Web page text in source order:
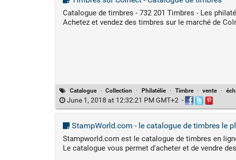
Catalogue de timbres - 732 201 Timbres - Les
Achetez et vendez des timbres sur le marché de
Catalogue · Collection · Philatélie · Timbre · vente ·
June 1, 2018 at 12:32:21 PM GMT+2 -
StampWorld.com - le catalogue de timbres le
Stampworld.com est le catalogue de timbres en
Le catalogue vous permet d'acheter et de vendre